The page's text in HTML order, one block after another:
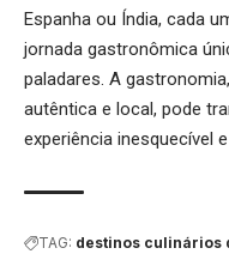
Espanha ou Índia, cada
jornada gastronômica
paladares. A
autêntica e local, pode
experiência inesquecível
TAG: destinos culinários